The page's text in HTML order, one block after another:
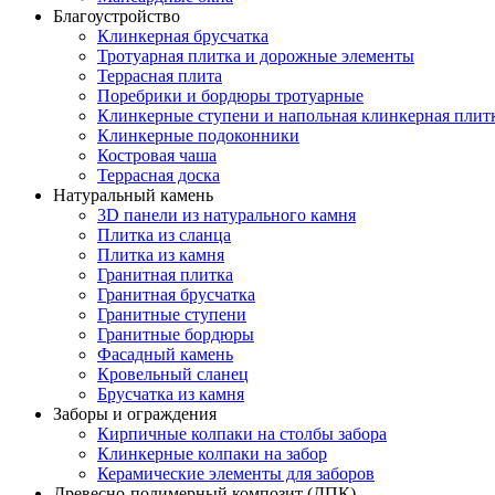
Благоустройство
Клинкерная брусчатка
Тротуарная плитка и дорожные элементы
Террасная плита
Поребрики и бордюры тротуарные
Клинкерные ступени и напольная клинкерная
Клинкерные подоконники
Костровая чаша
Террасная доска
Натуральный камень
3D панели из натурального камня
Плитка из сланца
Плитка из камня
Гранитная плитка
Гранитная брусчатка
Гранитные ступени
Гранитные бордюры
Фасадный камень
Кровельный сланец
Брусчатка из камня
Заборы и ограждения
Кирпичные колпаки на столбы забора
Клинкерные колпаки на забор
Керамические элементы для заборов